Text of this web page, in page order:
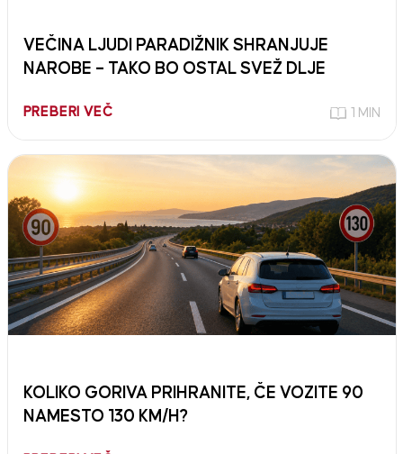
VEČINA LJUDI PARADIŽNIK SHRANJUJE
NAROBE – TAKO BO OSTAL SVEŽ DLJE
PREBERI VEČ 1 MIN
KOLIKO GORIVA PRIHRANITE, ČE VOZITE 90
NAMESTO 130 KM/H?